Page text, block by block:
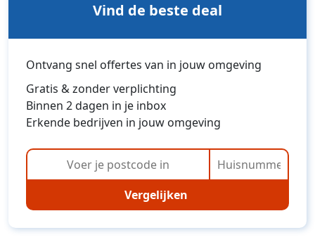
Vind de beste deal
Ontvang snel offertes van in jouw omgeving
Gratis & zonder verplichting
Binnen 2 dagen in je inbox
Erkende bedrijven in jouw omgeving
Vergelijken